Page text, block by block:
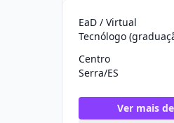
EaD / Virtual
Tecnólogo
Centro
Serra/ES
Ver mais